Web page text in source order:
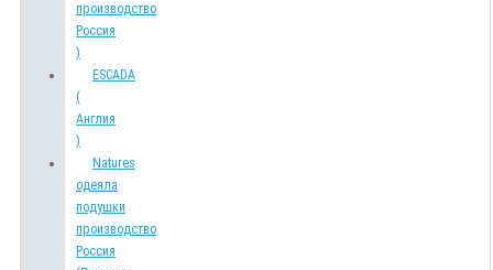
производство
Россия
)
ESCADA
(
Англия
)
Natures
одеяла
подушки
производство
Россия